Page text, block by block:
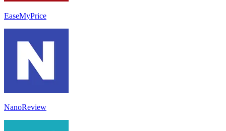
EaseMyPrice
NanoReview